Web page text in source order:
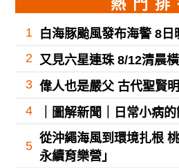
熱門排
1
白海豚颱風發布海警 8
2 又見六星連珠 8/12清晨
3 偉人也是嚴父 古代聖賢
4
｜圖解新聞｜日常小病
5
從沖繩海風到環境扎根
永續育樂營」